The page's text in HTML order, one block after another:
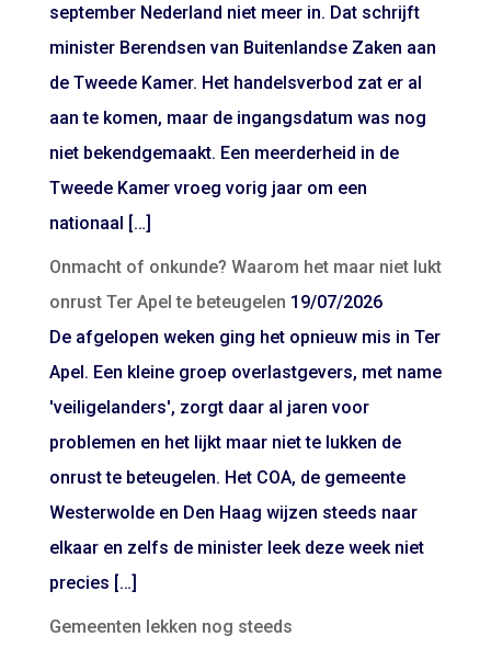
september Nederland niet meer in. Dat schrijft
minister Berendsen van Buitenlandse Zaken aan
de Tweede Kamer. Het handelsverbod zat er al
aan te komen, maar de ingangsdatum was nog
niet bekendgemaakt. Een meerderheid in de
Tweede Kamer vroeg vorig jaar om een
nationaal […]
Onmacht of onkunde? Waarom het maar niet lukt
onrust Ter Apel te beteugelen 19/07/2026
De afgelopen weken ging het opnieuw mis in Ter
Apel. Een kleine groep overlastgevers, met name
'veiligelanders', zorgt daar al jaren voor
problemen en het lijkt maar niet te lukken de
onrust te beteugelen. Het COA, de gemeente
Westerwolde en Den Haag wijzen steeds naar
elkaar en zelfs de minister leek deze week niet
precies […]
Gemeenten lekken nog steeds